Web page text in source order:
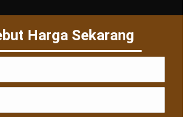
Harga Sekarang